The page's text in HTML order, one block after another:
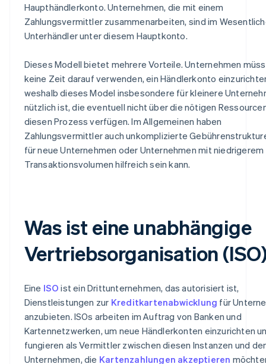
Haupthändlerkonto. Unternehmen, die mit einem
Zahlungsvermittler zusammenarbeiten, sind im
Unterhändler unter diesem Hauptkonto.
Dieses Modell bietet mehrere Vorteile. Unternehmen
keine Zeit darauf verwenden, ein Händlerkonto
weshalb dieses Model insbesondere für kleinere
nützlich ist, die eventuell nicht über die nötigen
diesen Prozess verfügen. Im Allgemeinen haben
Zahlungsvermittler auch unkomplizierte
für neue Unternehmen oder Unternehmen mit niedrigerem
Transaktionsvolumen hilfreich sein kann.
Was ist eine unabhängige
Vertriebsorganisation
Eine ISO ist ein Drittunternehmen, das autorisiert ist,
Dienstleistungen zur Kreditkartenabwicklung für
anzubieten. ISOs arbeiten im Auftrag von Banken und
Kartennetzwerken, um neue Händlerkonten einzurichten
fungieren als Vermittler zwischen diesen Instanzen und
Unternehmen, die Kartenzahlungen akzeptieren